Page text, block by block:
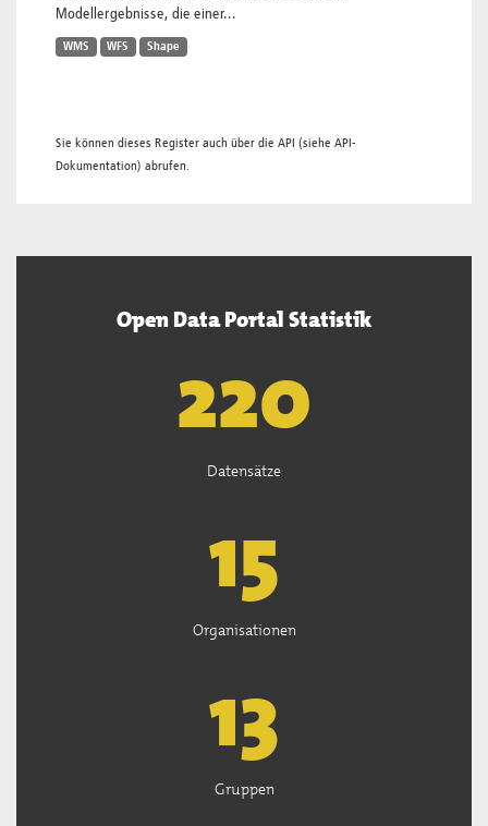
Modellergebnisse, die einer...
WMS WFS Shape
Sie können dieses Register auch über die API (siehe API-
Dokumentation) abrufen.
Open Data Portal Statistik
222
Datensätze
15
Organisationen
13
Gruppen